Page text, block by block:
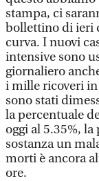
stampa, ci
bollettino di ieri
curva. I nuovi
intensive sono
giornaliero
i mille ricoveri
sono stati
la percentuale
oggi al 5.35%,
sostanza un
morti è ancora
ore.